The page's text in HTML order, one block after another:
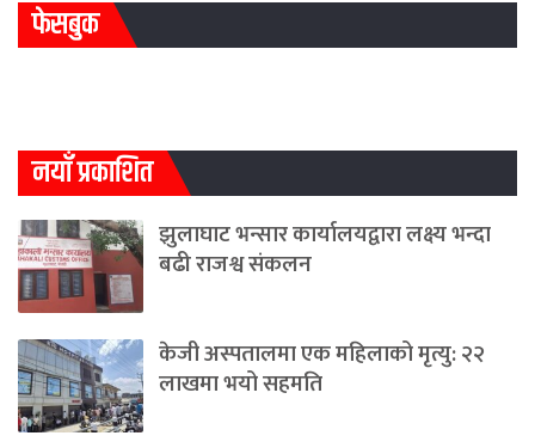
फेसबुक
नयाँ प्रकाशित
झुलाघाट भन्सार कार्यालयद्वारा लक्ष्य भन्दा
बढी राजश्व संकलन
केजी अस्पतालमा एक महिलाको मृत्यु: २२
लाखमा भयो सहमति